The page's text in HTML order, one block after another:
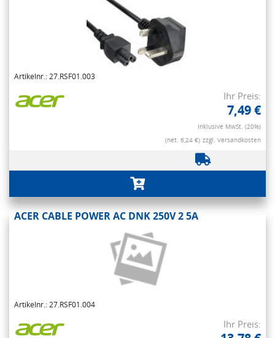
Artikelnr.: 27.RSF01.003
Ihr Preis:
7,49 €
Inklusive MwSt. (20%)
(net. 6,24 €) zzgl. Versandkosten
ACER CABLE POWER AC DNK 250V 2 5A
Artikelnr.: 27.RSF01.004
Ihr Preis: